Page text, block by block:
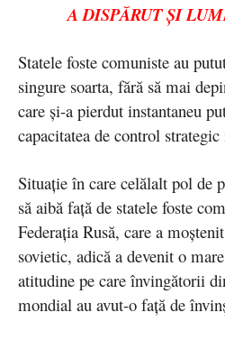
A DISPĂRUT ȘI
Statele foste comuniste au
singure soarta, fără să mai
care și-a pierdut instantaneu
capacitatea de control
Situație în care celălalt pol de
să aibă față de statele foste
Federația Rusă, care a
sovietic, adică a devenit o
atitudine pe care învingătorii
mondial au avut-o față de